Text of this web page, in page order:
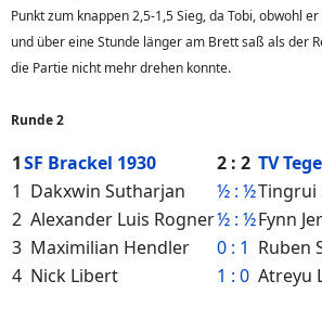
Punkt zum knappen 2,5-1,5 Sieg, da Tobi, obwohl
und über eine Stunde länger am Brett saß als der
die Partie nicht mehr drehen konnte.
Runde 2
1SF Brackel 1930 2 : 2 TV
1 Dakxwin Sutharjan ½ : ½Tingrui
2 Alexander Luis Rogner½ : ½Fynn
3 Maximilian Hendler 0 : 1 Ruben
4 Nick Libert 1 : 0 Atreyu